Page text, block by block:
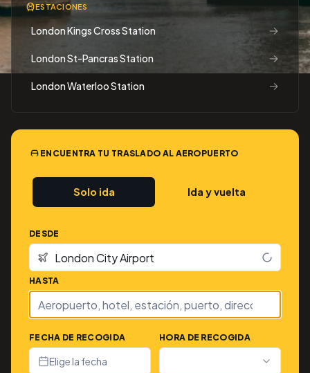
ESTACIONES
London Kings Cross Station →
London St-Pancras Station →
London Waterloo Station →
ENCUENTRA TU TRASLADO AL AEROPUERTO
Solo ida Ida y vuelta
DESDE
HASTA
FECHA DE RECOGIDA
Elige la fecha
HORA DE RECOGIDA